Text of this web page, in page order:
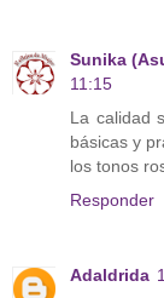
Sunika
11:15
La calidad
básicas y
los tonos
Responder
Adaldrida